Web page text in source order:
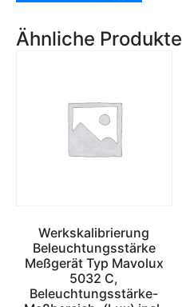
Ähnliche Produkte
Werkskalibrierung
Beleuchtungsstärke
Meßgerät Typ Mavolux
5032 C,
Beleuchtungsstärke-